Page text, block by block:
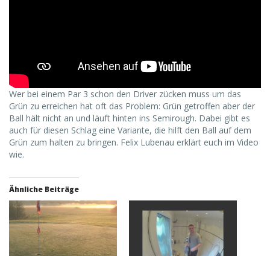
Wer bei einem Par 3 schon den Driver zücken muss um das
Grün zu erreichen hat oft das Problem: Grün getroffen aber der
Ball hält nicht an und läuft hinten ins Semirough. Dabei gibt es
auch für diesen Schlag eine Variante, die hilft den Ball auf dem
Grün zum halten zu bringen. Felix Lubenau erklärt euch im Video
wie.
Ähnliche Beiträge